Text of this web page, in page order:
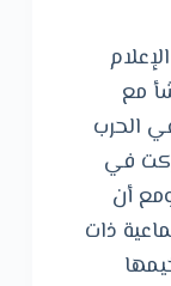
مع
الحرب
في
ومع أن
ذات